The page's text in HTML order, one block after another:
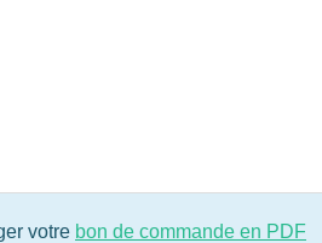
votre bon de commande en PDF